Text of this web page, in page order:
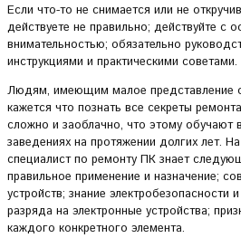
Если что-то не снимается или не
действуете не правильно; действуйте с
внимательностью; обязательно
инструкциями и практическими советами.
Людям, имеющим малое представление
кажется что познать все секреты
сложно и заоблачно, что этому обучают
заведениях на протяжении долгих лет.
специалист по ремонту ПК знает
правильное применение и назначение;
устройств; знание электробезопасности
разряда на электронные устройства;
каждого конкретного элемента.